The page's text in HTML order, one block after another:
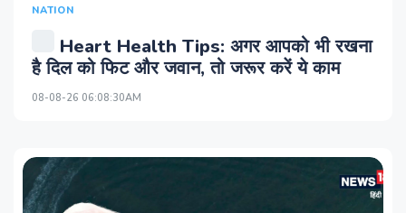
NATION
Heart Health Tips: अगर आपको भी रखना
है दिल को फिट और जवान, तो जरूर करें ये काम
08-08-26 06:08:30AM